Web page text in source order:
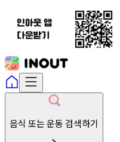
음식 또는 운동 검색하기